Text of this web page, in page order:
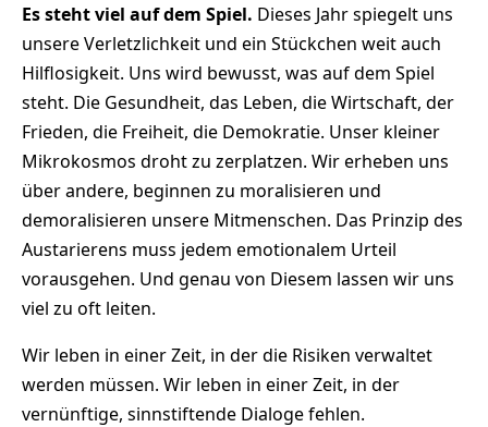
Es steht viel auf dem Spiel. Dieses Jahr spiegelt uns
unsere Verletzlichkeit und ein Stückchen weit auch
Hilflosigkeit. Uns wird bewusst, was auf dem Spiel
steht. Die Gesundheit, das Leben, die Wirtschaft, der
Frieden, die Freiheit, die Demokratie. Unser kleiner
Mikrokosmos droht zu zerplatzen. Wir erheben uns
über andere, beginnen zu moralisieren und
demoralisieren unsere Mitmenschen. Das Prinzip des
Austarierens muss jedem emotionalem Urteil
vorausgehen. Und genau von Diesem lassen wir uns
viel zu oft leiten.
Wir leben in einer Zeit, in der die Risiken verwaltet
werden müssen. Wir leben in einer Zeit, in der
vernünftige, sinnstiftende Dialoge fehlen.